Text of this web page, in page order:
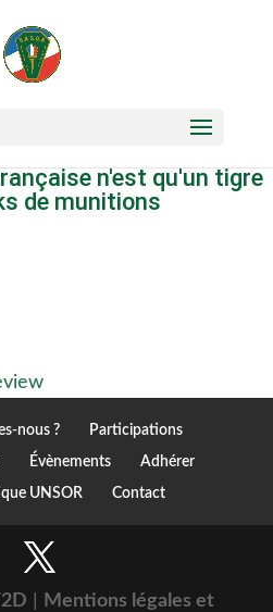
n'est qu'un tigre
de munitions
nous ? Participations
Évènements Adhérer
UNSOR Contact
Mentions légales et